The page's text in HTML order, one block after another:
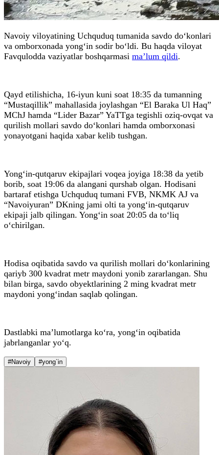
Navoiy viloyatining Uchquduq tumanida savdo do‘konlari
va omborxonada yong‘in sodir bo‘ldi. Bu haqda viloyat
Favqulodda vaziyatlar boshqarmasi ma’lum qildi.
Qayd etilishicha, 16-iyun kuni soat 18:35 da tumanning
“Mustaqillik” mahallasida joylashgan “El Baraka Ul Haq”
MChJ hamda “Lider Bazar” YaTTga tegishli oziq-ovqat va
qurilish mollari savdo do‘konlari hamda omborxonasi
yonayotgani haqida xabar kelib tushgan.
Yong‘in-qutqaruv ekipajlari voqea joyiga 18:38 da yetib
borib, soat 19:06 da alangani qurshab olgan. Hodisani
bartaraf etishga Uchquduq tumani FVB, NKMK AJ va
“Navoiyuran” DKning jami olti ta yong‘in-qutqaruv
ekipaji jalb qilingan. Yong‘in soat 20:05 da to‘liq
o‘chirilgan.
Hodisa oqibatida savdo va qurilish mollari do‘konlarining
qariyb 300 kvadrat metr maydoni yonib zararlangan. Shu
bilan birga, savdo obyektlarining 2 ming kvadrat metr
maydoni yong‘indan saqlab qolingan.
Dastlabki ma’lumotlarga ko‘ra, yong‘in oqibatida
jabrlanganlar yo‘q.
#Navoiy #yong`in